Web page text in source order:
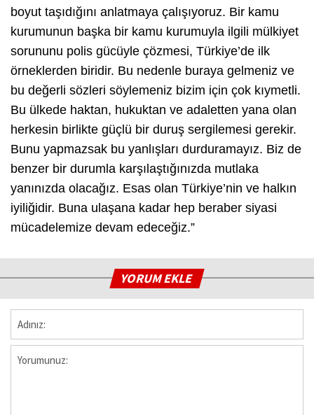
boyut taşıdığını anlatmaya çalışıyoruz. Bir kamu
kurumunun başka bir kamu kurumuyla ilgili mülkiyet
sorununu polis gücüyle çözmesi, Türkiye’de ilk
örneklerden biridir. Bu nedenle buraya gelmeniz ve
bu değerli sözleri söylemeniz bizim için çok kıymetli.
Bu ülkede haktan, hukuktan ve adaletten yana olan
herkesin birlikte güçlü bir duruş sergilemesi gerekir.
Bunu yapmazsak bu yanlışları durduramayız. Biz de
benzer bir durumla karşılaştığınızda mutlaka
yanınızda olacağız. Esas olan Türkiye’nin ve halkın
iyiliğidir. Buna ulaşana kadar hep beraber siyasi
mücadelemize devam edeceğiz.”
YORUM EKLE